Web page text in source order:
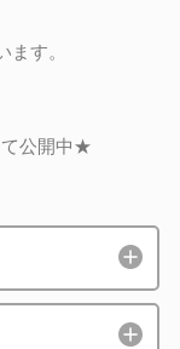
す。
て公開中★